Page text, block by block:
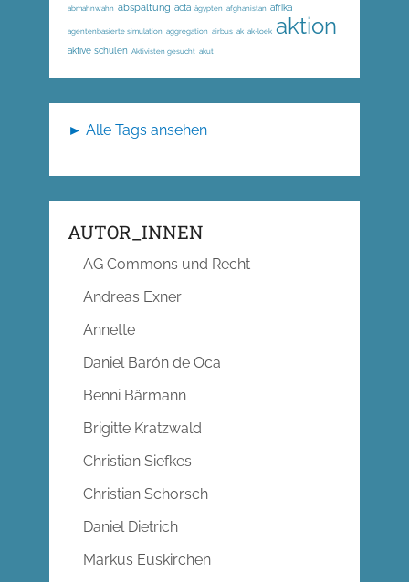
abmahnwahn abspaltung acta ägypten afghanistan afrika
agentenbasierte simulation aggregation airbus ak ak-loek aktion
aktive schulen Aktivisten gesucht akut
► Alle Tags ansehen
AUTOR_INNEN
AG Commons und Recht
Andreas Exner
Annette
Daniel Barón de Oca
Benni Bärmann
Brigitte Kratzwald
Christian Siefkes
Christian Schorsch
Daniel Dietrich
Markus Euskirchen